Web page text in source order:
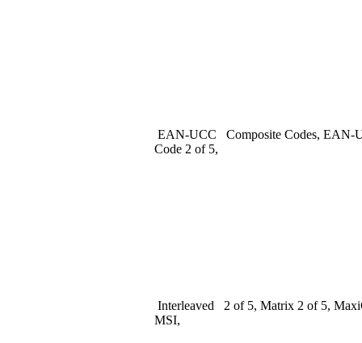
EAN-UCC Composite Codes, EAN-
Code 2 of 5,
Interleaved 2 of 5, Matrix 2 of 5,
MSI,